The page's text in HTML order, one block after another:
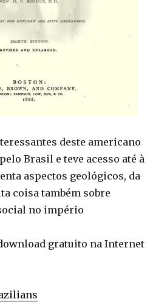
deste americano
Brasil e teve acesso até à
aspectos geológicos, da
coisa também sobre
no império
gratuito na Internet